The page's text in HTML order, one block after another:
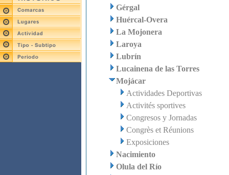
Gérgal
Huércal-Overa
La Mojonera
Laroya
Lubrín
Lucainena de las Torres
Mojácar
Actividades Deportivas
Activités sportives
Congresos y Jornadas
Congrès et Réunions
Exposiciones
Nacimiento
Olula del Río